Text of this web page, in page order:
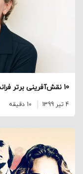
10 نقش‌آفرینی برتر فرانسیس مک‌دورمند
4 تیر 1399 10 دقیقه